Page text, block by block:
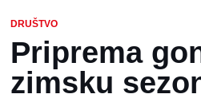
DRUŠTVO
Priprema
zimsku